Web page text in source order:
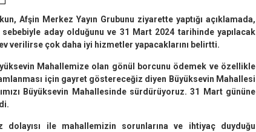
Afşin Merkez Yayın Grubunu ziyarette yaptığı açıklamada,
aday olduğunu ve 31 Mart 2024 tarihinde yapılacak
verilirse çok daha iyi hizmetler yapacaklarını belirtti.
Mahallemize olan gönül borcunu ödemek ve özellikle
için gayret göstereceğiz diyen Büyüksevin Mahallesi
Büyüksevin Mahallesinde sürdürüyoruz. 31 Mart gününe
dolayısı ile mahallemizin sorunlarına ve ihtiyaç duyduğu